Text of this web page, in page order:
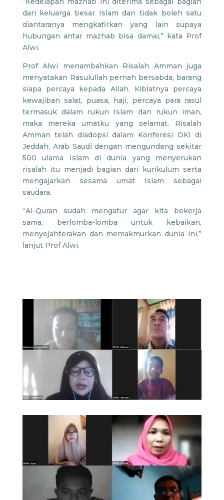
dari keluarga besar Islam dan tidak boleh satu
diantaranya mengkafirkan yang lain supaya
hubungan antar mazhab bisa damai,” kata Prof
Alwi.
Prof Alwi menambahkan Risalah Amman juga
menyatakan Rasulullah pernah bersabda, barang
siapa percaya kepada Allah. Kiblatnya percaya
kewajiban salat, puasa, haji, percaya para rasul
termasuk dalam rukun Islam dan rukun iman,
maka mereka umatku yang selamat. Risalah
Amman telah diadopsi dalam Konferesi OKI di
Jeddah, Arab Saudi dengan mengundang sekitar
500 ulama Islam di dunia yang menyerukan
risalah itu menjadi bagian dari kurikulum serta
mengajarkan sesama umat Islam sebagai
saudara.
“Al-Quran sudah mengatur agar kita bekerja
sama, berlomba-lomba untuk kebaikan,
menyejahterakan dan memakmurkan dunia ini,”
lanjut Prof Alwi.